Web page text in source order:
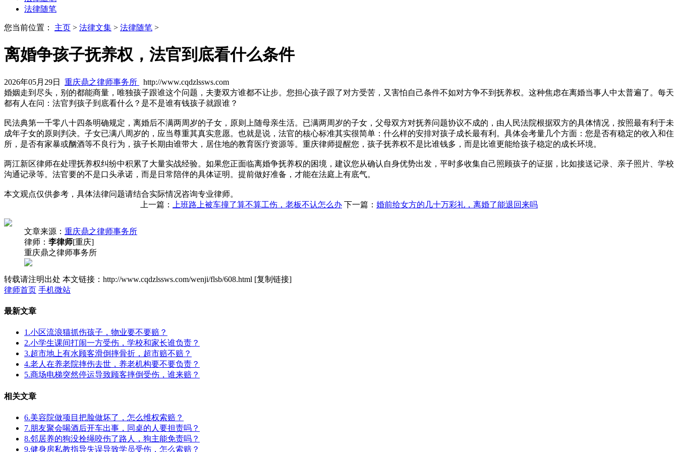
法律随笔
您当前位置： 主页 > 法律文集 > 法律随笔 >
离婚争孩子抚养权，法官到底看什么条件
2026年05月29日 重庆鼎之律师事务所
http://www.cqdzlssws.com
婚姻走到尽头，别的都能商量，唯独孩子跟谁这个问题，夫妻双方谁都不让步。您担心孩子跟了对方受苦，又害怕自己条件不如对方争不到抚养权。这种焦虑在离婚当事人中太普遍了。每天
都有人在问：法官判孩子到底看什么？是不是谁有钱孩子就跟谁？
民法典第一千零八十四条明确规定，离婚后不满两周岁的子女，原则上随母亲生活。已满两周岁的子女，父母双方对抚养问题协议不成的，由人民法院根据双方的具体情况，按照最有利于未
成年子女的原则判决。子女已满八周岁的，应当尊重其真实意愿。也就是说，法官的核心标准其实很简单：什么样的安排对孩子成长最有利。具体会考量几个方面：您是否有稳定的收入和住
所，是否有家暴或酗酒等不良行为，孩子长期由谁带大，居住地的教育医疗资源等。重庆律师提醒您，孩子抚养权不是比谁钱多，而是比谁更能给孩子稳定的成长环境。
两江新区律师在处理抚养权纠纷中积累了大量实战经验。如果您正面临离婚争抚养权的困境，建议您从确认自身优势出发，平时多收集自己照顾孩子的证据，比如接送记录、亲子照片、学校
沟通记录等。法官要的不是口头承诺，而是日常陪伴的具体证明。提前做好准备，才能在法庭上有底气。
本文观点仅供参考，具体法律问题请结合实际情况咨询专业律师。
上一篇：
上班路上被车撞了算不算工伤，老板不认怎么办 下一篇： 婚前给女方的几十万彩礼，离婚了能退回来吗
文章来源： 重庆鼎之律师事务所
律师： 李律师[重庆]
重庆鼎之律师事务所
转载请注明出处 本文链接：http://www.cqdzlssws.com/wenji/flsb/608.html [复制链接]
律师首页 手机微站
最新文章
1.小区流浪猫抓伤孩子，物业要不要赔？
2.小学生课间打闹一方受伤，学校和家长谁负责？
3.超市地上有水顾客滑倒摔骨折，超市赔不赔？
4.老人在养老院摔伤去世，养老机构要不要负责？
5.商场电梯突然停运导致顾客摔倒受伤，谁来赔？
相关文章
6.美容院做项目把脸做坏了，怎么维权索赔？
7.朋友聚会喝酒后开车出事，同桌的人要担责吗？
8.邻居养的狗没拴绳咬伤了路人，狗主能免责吗？
9.健身房私教指导失误导致学员受伤，怎么索赔？